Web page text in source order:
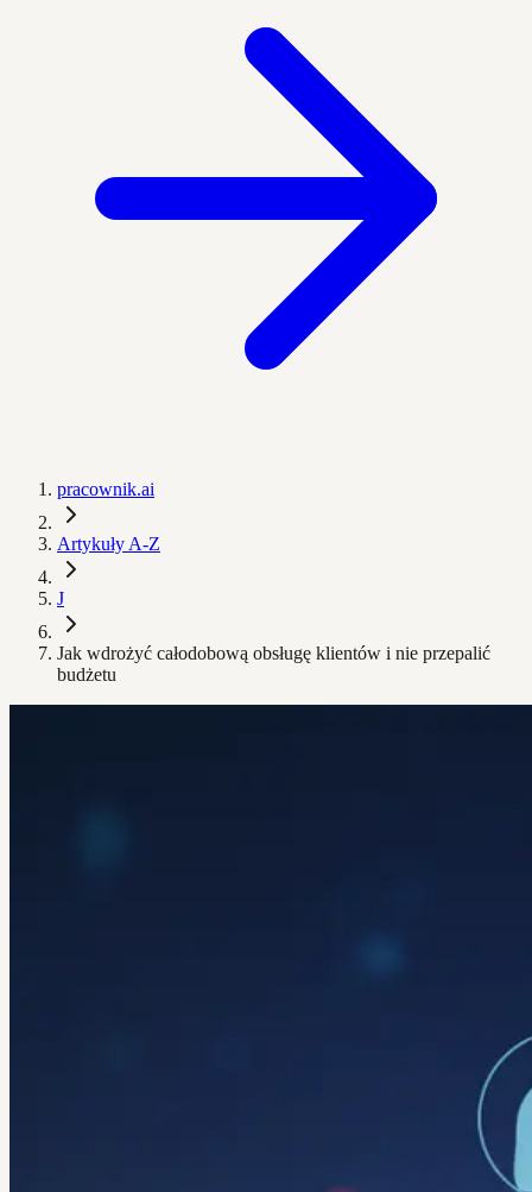
pracownik.ai
Artykuły A-Z
J
Jak wdrożyć całodobową obsługę klientów i nie przepalić
budżetu